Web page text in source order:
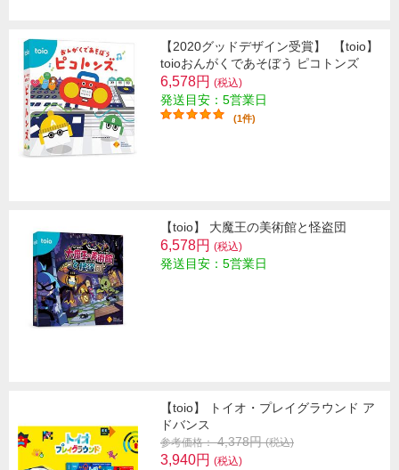
【2020グッドデザイン受賞】
【toio】
toioおんがくであそぼう ピコトンズ
6,578円 (税込)
発送目安：5営業日
(1件)
【toio】 大魔王の美術館と怪盗団
6,578円 (税込)
発送目安：5営業日
【toio】 トイオ・プレイグラウンド ア
ドバンス
参考価格： 4,378円(税込)
3,940円 (税込)